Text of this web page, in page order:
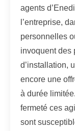
agents
l’entreprise,
personnelles
invoquent des
d’installation,
encore une
à durée
fermeté ces
sont